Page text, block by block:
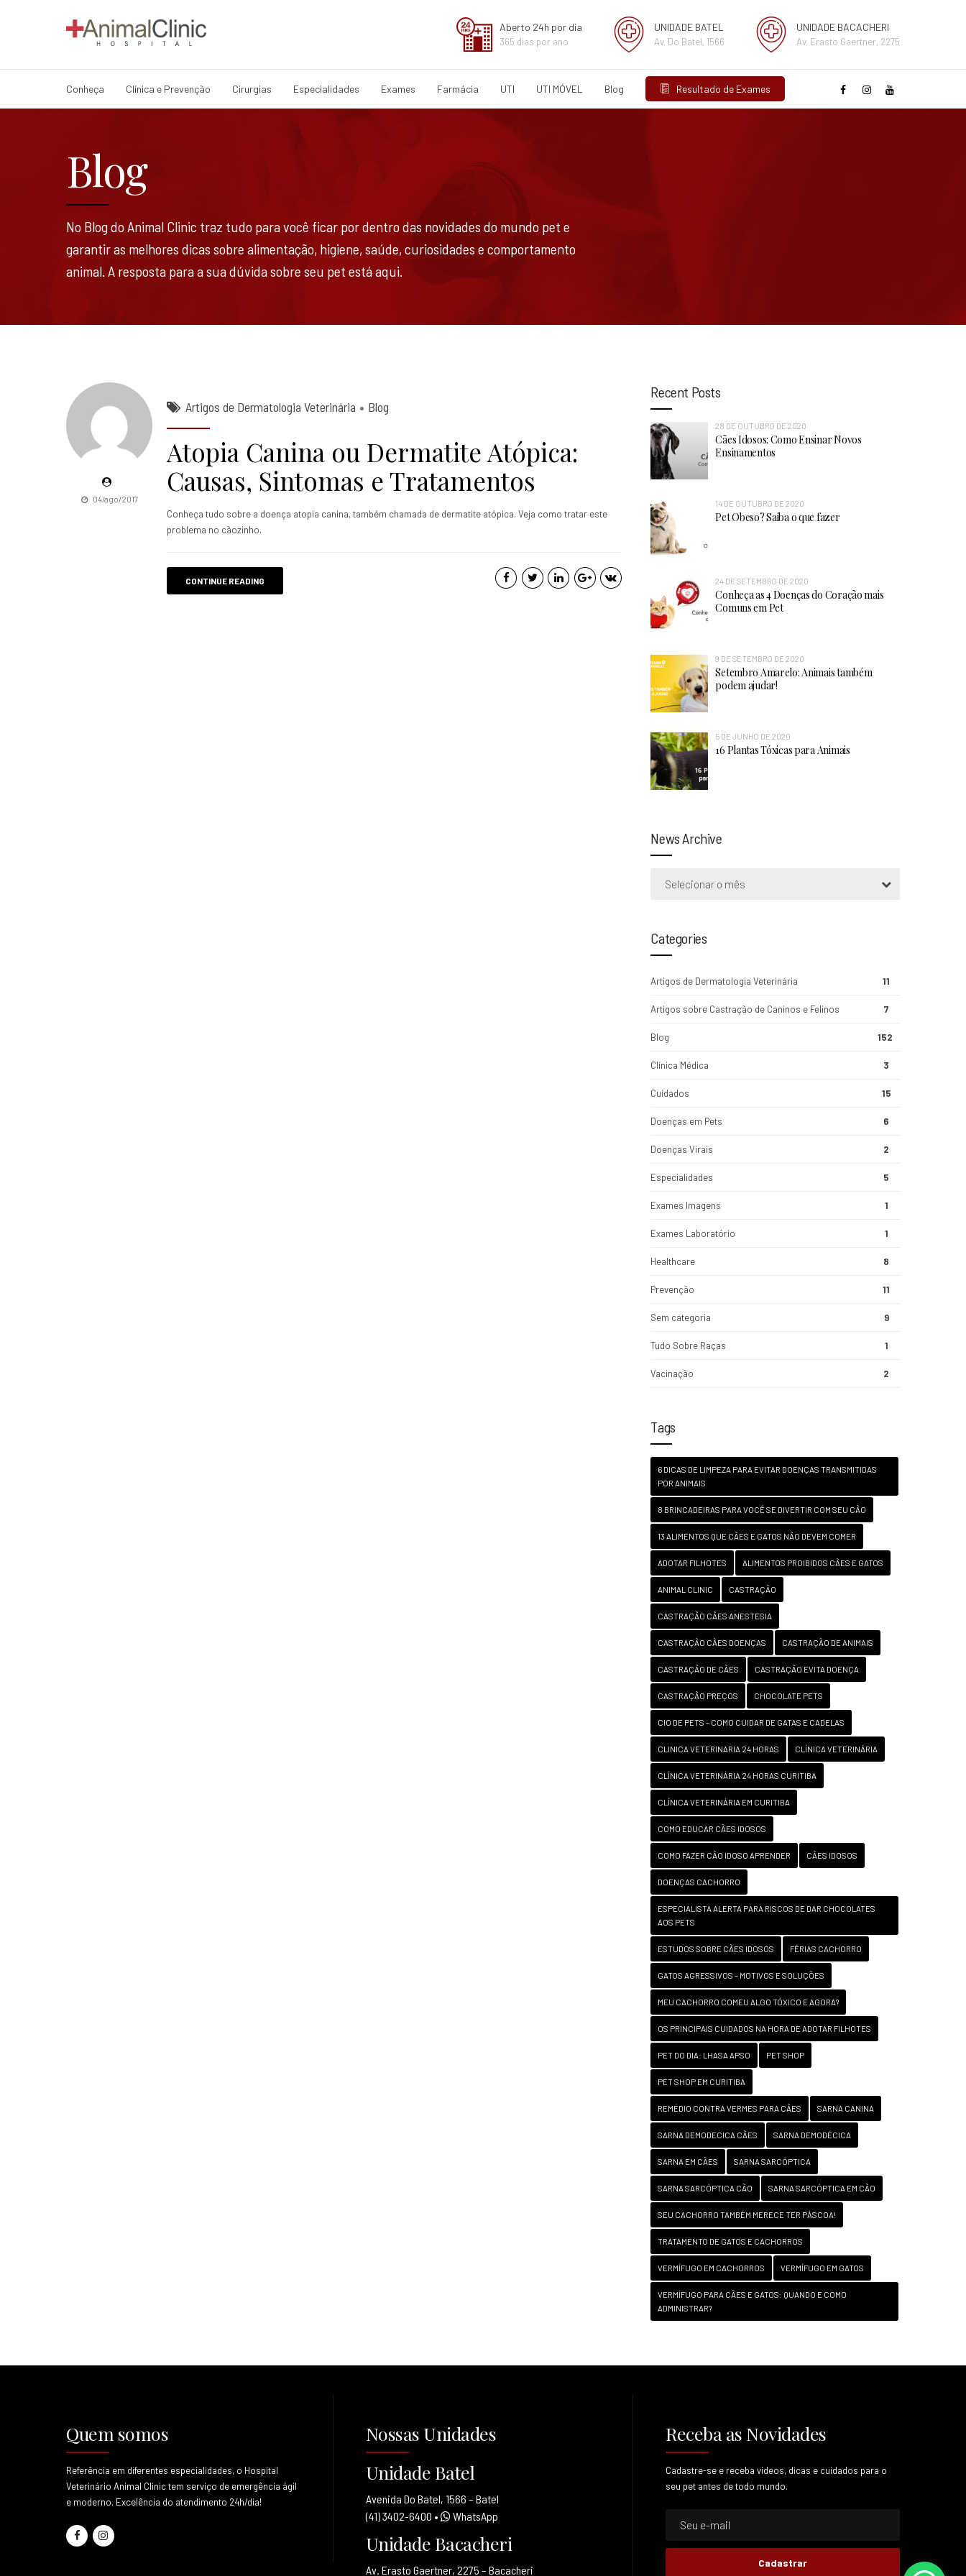
Aberto 24h por dia
365 dias por ano
UNIDADE BATEL
Av. Do Batel, 1566
UNIDADE BACACHERI
Av. Erasto Gaertner, 2275
Conheça Clínica e Prevenção Cirurgias Especialidades Exames Farmácia UTI UTI MÓVEL Blog Resultado de Exames
Blog
No Blog do Animal Clinic traz tudo para você ficar por dentro das novidades do mundo pet e
garantir as melhores dicas sobre alimentação, higiene, saúde, curiosidades e comportamento
animal. A resposta para a sua dúvida sobre seu pet está aqui.
04/ago/2017
Artigos de Dermatologia Veterinária Blog
Atopia Canina ou Dermatite Atópica:
Causas, Sintomas e Tratamentos
Conheça tudo sobre a doença atopia canina, também chamada de dermatite atópica. Veja como tratar este
problema no cãozinho.
CONTINUE READING
Recent Posts
28 DE OUTUBRO DE 2020
Cães Idosos: Como Ensinar Novos
Ensinamentos
14 DE OUTUBRO DE 2020
Pet Obeso? Saiba o que fazer
24 DE SETEMBRO DE 2020
Conheça as 4 Doenças do Coração mais
Comuns em Pet
9 DE SETEMBRO DE 2020
Setembro Amarelo: Animais também
podem ajudar!
5 DE JUNHO DE 2020
16 Plantas Tóxicas para Animais
News Archive
Selecionar o mês
Categories
Artigos de Dermatologia Veterinária 11
Artigos sobre Castração de Caninos e Felinos 7
Blog 152
Clínica Médica 3
Cuidados 15
Doenças em Pets 6
Doenças Virais 2
Especialidades 5
Exames Imagens 1
Exames Laboratório 1
Healthcare 8
Prevenção 11
Sem categoria 9
Tudo Sobre Raças 1
Vacinação 2
Tags
6 DICAS DE LIMPEZA PARA EVITAR DOENÇAS TRANSMITIDAS
POR ANIMAIS
8 BRINCADEIRAS PARA VOCÊ SE DIVERTIR COM SEU CÃO
13 ALIMENTOS QUE CÃES E GATOS NÃO DEVEM COMER
ADOTAR FILHOTES ALIMENTOS PROIBIDOS CÃES E GATOS
ANIMAL CLINIC CASTRAÇÃO
CASTRAÇÃO CÃES ANESTESIA
CASTRAÇÃO CÃES DOENÇAS CASTRAÇÃO DE ANIMAIS
CASTRAÇÃO DE CÃES CASTRAÇÃO EVITA DOENÇA
CASTRAÇÃO PREÇOS CHOCOLATE PETS
CIO DE PETS – COMO CUIDAR DE GATAS E CADELAS
CLINICA VETERINARIA 24 HORAS CLÍNICA VETERINÁRIA
CLÍNICA VETERINÁRIA 24 HORAS CURITIBA
CLÍNICA VETERINÁRIA EM CURITIBA
COMO EDUCAR CÃES IDOSOS
COMO FAZER CÃO IDOSO APRENDER CÃES IDOSOS
DOENÇAS CACHORRO
ESPECIALISTA ALERTA PARA RISCOS DE DAR CHOCOLATES
AOS PETS
ESTUDOS SOBRE CÃES IDOSOS FÉRIAS CACHORRO
GATOS AGRESSIVOS – MOTIVOS E SOLUÇÕES
MEU CACHORRO COMEU ALGO TÓXICO E AGORA?
OS PRINCIPAIS CUIDADOS NA HORA DE ADOTAR FILHOTES
PET DO DIA: LHASA APSO PET SHOP
PET SHOP EM CURITIBA
REMÉDIO CONTRA VERMES PARA CÃES SARNA CANINA
SARNA DEMODECICA CÃES SARNA DEMODÉCICA
SARNA EM CÃES SARNA SARCÓPTICA
SARNA SARCÓPTICA CÃO SARNA SARCÓPTICA EM CÃO
SEU CACHORRO TAMBÉM MERECE TER PÁSCOA!
TRATAMENTO DE GATOS E CACHORROS
VERMÍFUGO EM CACHORROS VERMÍFUGO EM GATOS
VERMÍFUGO PARA CÃES E GATOS: QUANDO E COMO
ADMINISTRAR?
Quem somos
Referência em diferentes especialidades, o Hospital
Veterinário Animal Clinic tem serviço de emergência ágil
e moderno. Excelência do atendimento 24h/dia!
Nossas Unidades
Unidade Batel
Avenida Do Batel, 1566 – Batel
(41) 3402-6400 • WhatsApp
Unidade Bacacheri
Av. Erasto Gaertner, 2275 – Bacacheri
Receba as Novidades
Cadastre-se e receba videos, dicas e cuidados para o
seu pet antes de todo mundo.